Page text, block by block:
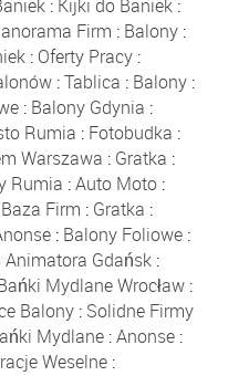
: Kijki do Baniek :
Firm : Balony :
: Oferty Pracy:
:Tablica : Balony:
: Balony Gdynia :
Rumia : Fotobudka :
Warszawa : Gratka :
Rumia :Auto Moto :
Baza Firm : Gratka :
: Balony Foliowe :
Animatora Gdańsk :
Mydlane Wrocław:
Balony: Solidne Firmy
Mydlane:Anonse:
Weselne :